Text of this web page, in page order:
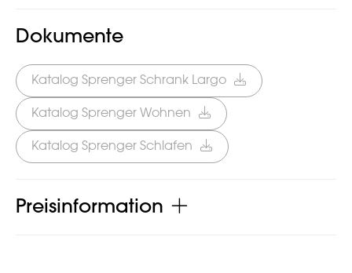
Dokumente
Katalog Sprenger Schrank Largo
Katalog Sprenger Wohnen
Katalog Sprenger Schlafen
Preisinformation